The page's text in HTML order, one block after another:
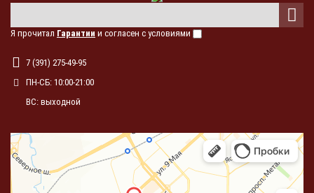
Я прочитал Гарантии и согласен с условиями
7 (391) 275-49-95
ПН-СБ: 10:00-21:00
ВС: выходной